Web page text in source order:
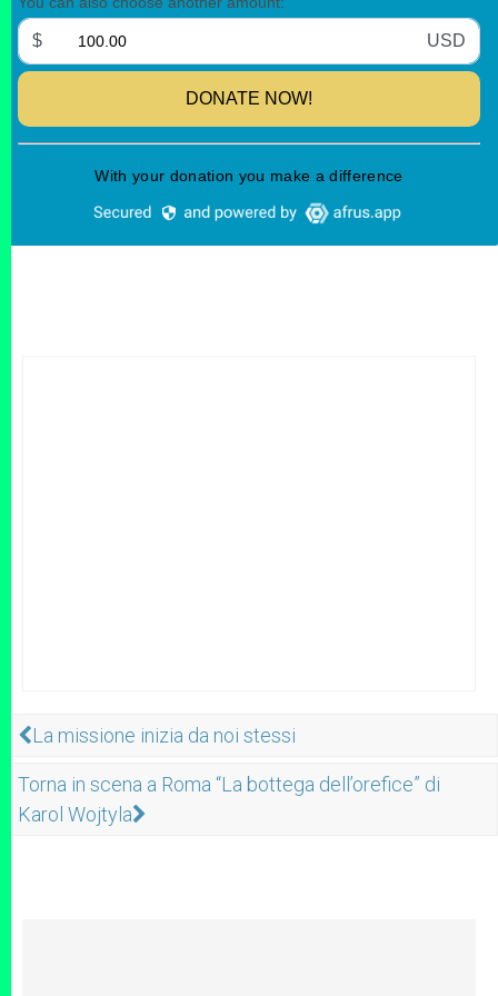
La missione inizia da noi stessi
Torna in scena a Roma “La bottega dell’orefice” di
Karol Wojtyla